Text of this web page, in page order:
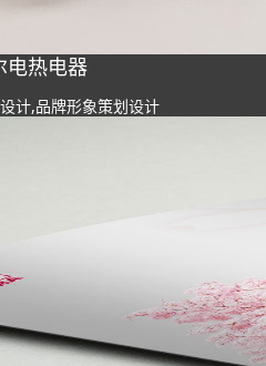
电热电器
计,品牌形象策划设计